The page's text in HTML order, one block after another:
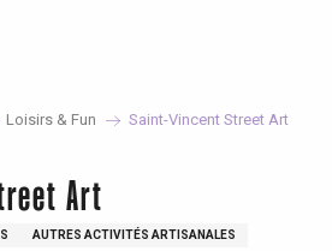
Loisirs & Fun Saint-Vincent Street Art
Art
AUTRES ACTIVITÉS ARTISANALES